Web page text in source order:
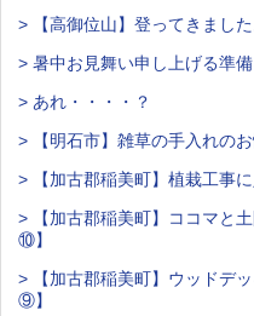
> 【高御位山】登ってきました
> 暑中お見舞い申し上げる準
> あれ・・・・？
> 【明石市】雑草の手入れの
> 【加古郡稲美町】植栽工事
> 【加古郡稲美町】ココマと
⑩】
> 【加古郡稲美町】ウッドデ
⑨】